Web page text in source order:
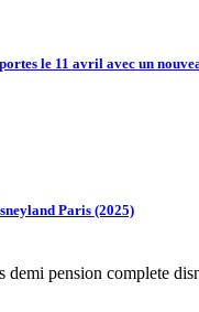
le 11 avril avec un
Paris (2025)